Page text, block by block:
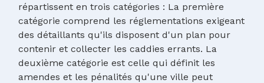
répartissent en trois catégories : La première
catégorie comprend les réglementations exigeant
des détaillants qu'ils disposent d'un plan pour
contenir et collecter les caddies errants. La
deuxième catégorie est celle qui définit les
amendes et les pénalités qu'une ville peut